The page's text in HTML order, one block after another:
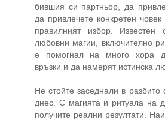
бившия си партньор, да
да привлечете конкретен
правилният избор.
любовни магии, включително
е помогнал на много хора
връзки и да намерят истинска
Не стойте заседнали в
днес. С магията и ритуала на
получите реални резултати.